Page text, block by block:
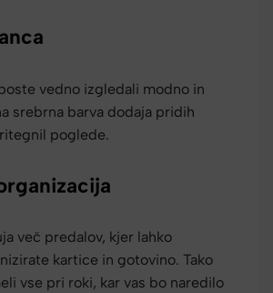
vedno izgledali modno in
srebrna barva dodaja pridih
poglede.
več predalov, kjer lahko
kartice in gotovino. Tako
vse pri roki, kar vas bo naredilo